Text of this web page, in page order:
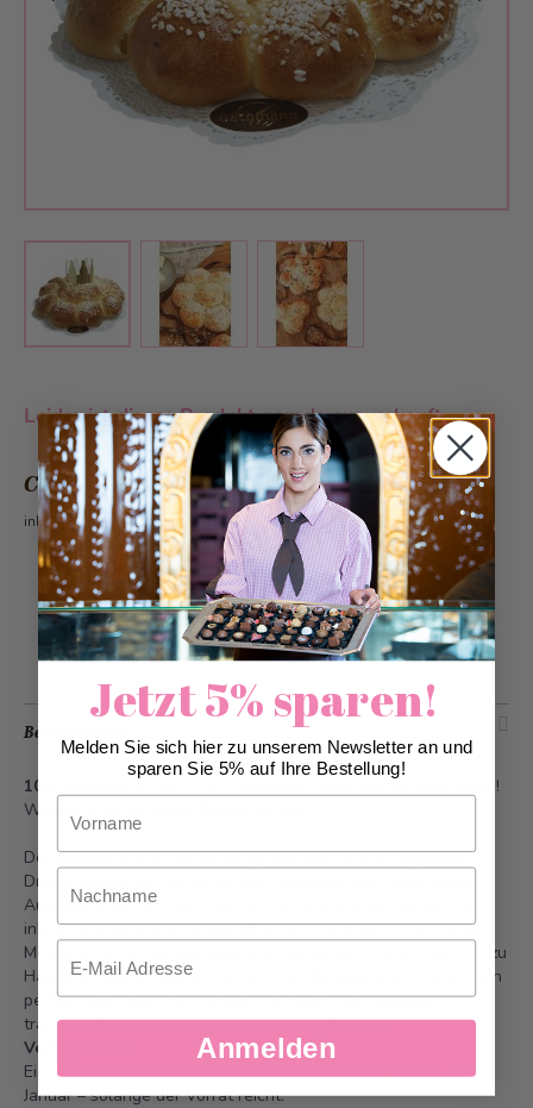
View larger imageView larger imageView larger image
Leider ist dieses Produkt gerade ausverkauft.
CHF 12.80
inkl. 2.6% MwSt.
Zur Wunschliste hinzufügen
Beschreibung
10er Königskuchen
– Der Testsieger unter den Königskuchen!
Weitere Informationen findest du
Der Kuchen enthält einen König und eine Krone. Originaler
Dreikönigskuchen mit Sultaninen, Mandeln und Hagelzucker,
Aussenstücken mit verstecktem König und einem Mittelstück
inklusive einer Krone. Angerichtet auf Tortenspitz und Karton.
Möchtest du deinen Königskuchen bestellen und dir das Fest zu
Hause versüssen lassen? Unser 10er Königskuchen eignet sich
perfekt zum Teilen mit Familie, Freunden oder Kollegen –
traditionell, köstlich und mit viel Liebe gebacken.
Verfügbarkeit
Einzeln erhältlich in unseren Fachgeschäften vom ca. 2. bis 8.
Januar – solange der Vorrat reicht.
Jetzt 5% sparen!
Melden Sie sich hier zu unserem Newsletter an und
sparen Sie 5% auf Ihre Bestellung!
Nachname
Anmelden